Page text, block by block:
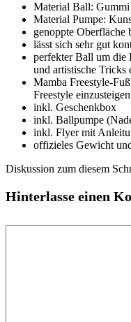
Material Ball: Gummi
Material Pumpe:
genoppte Oberfläche
lässt sich sehr gut
perfekter Ball um die
und artistische Tricks
Mamba Freestyle-
Freestyle einzusteigen
inkl. Geschenkbox
inkl. Ballpumpe
inkl. Flyer mit
offizieles Gewicht
Diskussion zum diesem
Hinterlasse einen